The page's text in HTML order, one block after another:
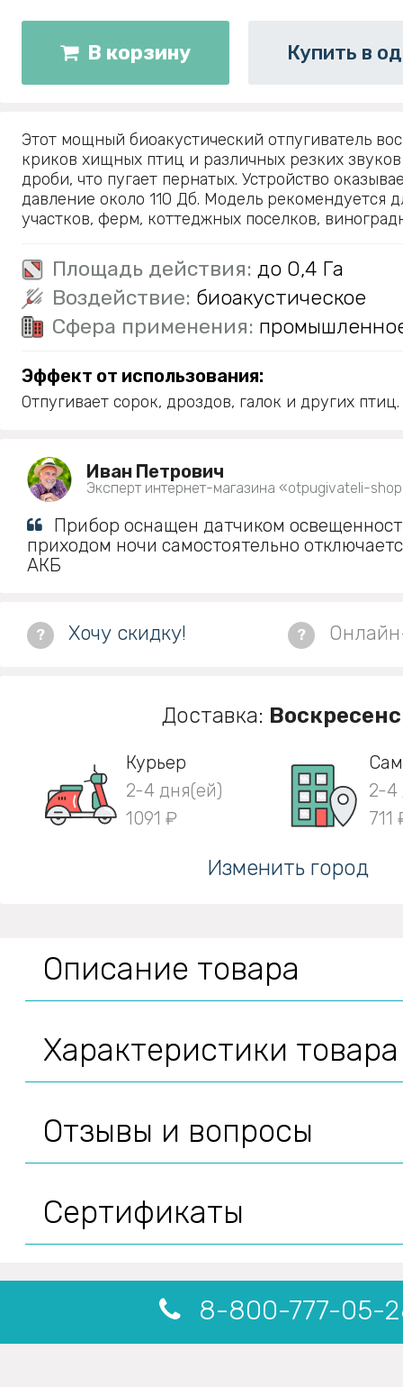
В корзину Купить в
Этот мощный биоакустический отпугиватель
криков хищных птиц и различных резких
дроби, что пугает пернатых. Устройство
давление около 110 Дб. Модель рекомендуется
участков, ферм, коттеджных поселков,
Площадь действия: до 0,4 Га
Воздействие: биоакустическое
Сфера применения:
Эффект от использования:
Отпугивает сорок, дроздов, галок и других птиц.
Иван Петрович
Эксперт интернет-магазина «otpugivateli-
Прибор оснащен датчиком
приходом ночи самостоятельно
АКБ
? Хочу скидку! ?
Доставка:
Курьер
2-4 дня(ей)
1091 ₽
2-4
711
Изменить город
Описание товара
Характеристики товара
Отзывы и вопросы
Сертификаты
8-800-777-05-